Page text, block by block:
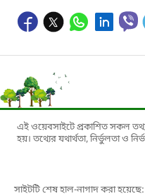
এই ওয়েবসাইটে প্রকাশিত সকল তথ্য
হয়। তথ্যের যথার্থতা, নির্ভুলতা ও
সাইটটি শেষ হাল-নাগাদ করা